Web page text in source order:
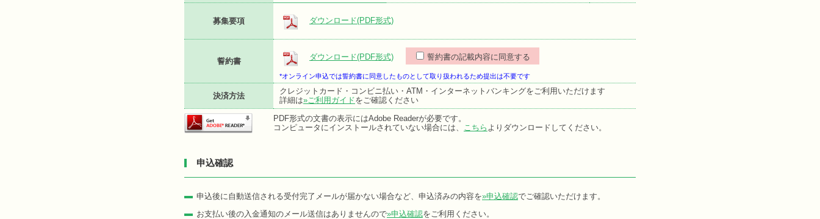
募集要項 ダウンロード(PDF形式)
誓約書 ダウンロード(PDF形式) 誓約書の記載内容に同意する
*オンライン申込では誓約書に同意したものとして取り扱われるため提出は不要です
決済方法
クレジットカード・コンビニ払い・ATM・インターネットバンキングをご利用いただけます
詳細は»ご利用ガイドをご確認ください
PDF形式の文書の表示にはAdobe Readerが必要です。
コンピュータにインストールされていない場合には、 こちら よりダウンロードしてください。
申込確認
申込後に自動送信される受付完了メールが届かない場合など、申込済みの内容を»申込確認でご確認いただけます。
お支払い後の入金通知のメール送信はありませんので»申込確認をご利用ください。